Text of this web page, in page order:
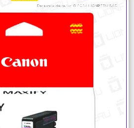
SOY NUEVO